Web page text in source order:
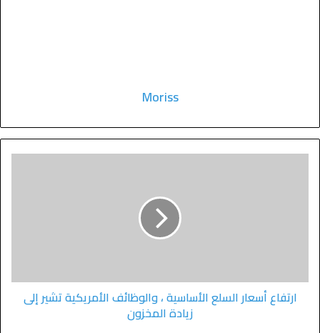
Moriss
ارتفاع أسعار السلع الأساسية ، والوظائف الأمريكية تشير إلى
زيادة المخزون